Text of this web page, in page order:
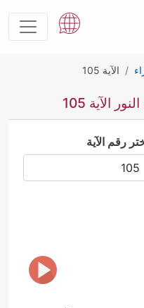
الآية 105
الآية 105
رقم الآية